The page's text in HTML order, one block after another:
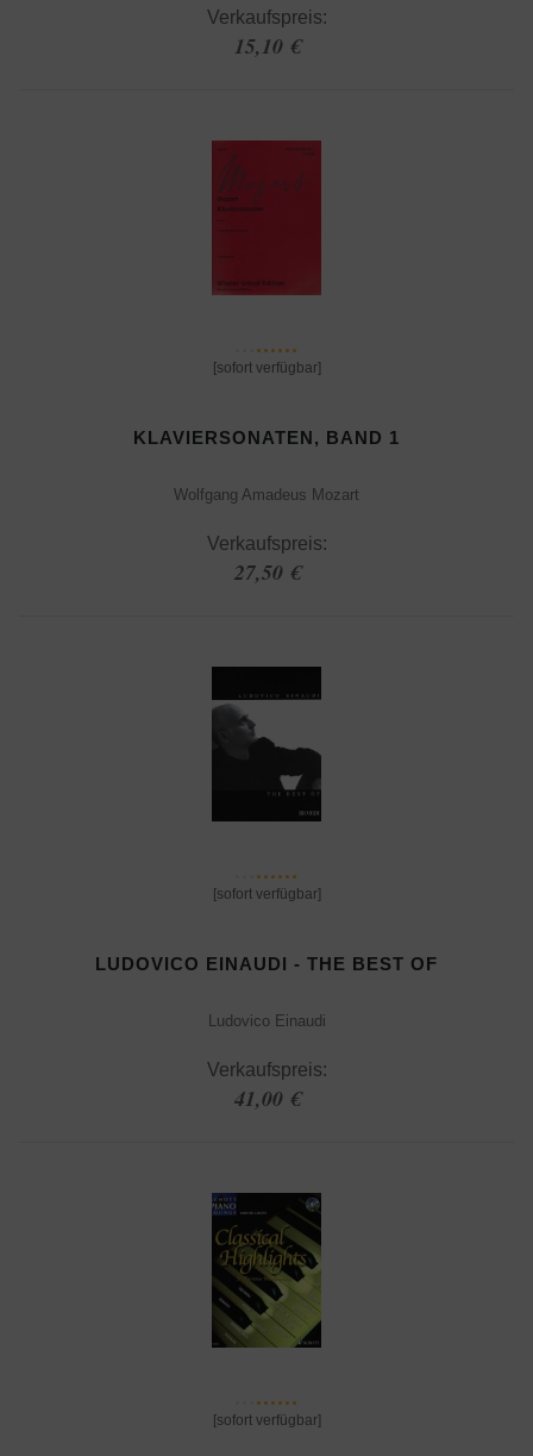
Verkaufspreis:
15,10 €
[sofort verfügbar]
KLAVIERSONATEN, BAND 1
Wolfgang Amadeus Mozart
Verkaufspreis:
27,50 €
[sofort verfügbar]
LUDOVICO EINAUDI - THE BEST OF
Ludovico Einaudi
Verkaufspreis:
41,00 €
[sofort verfügbar]